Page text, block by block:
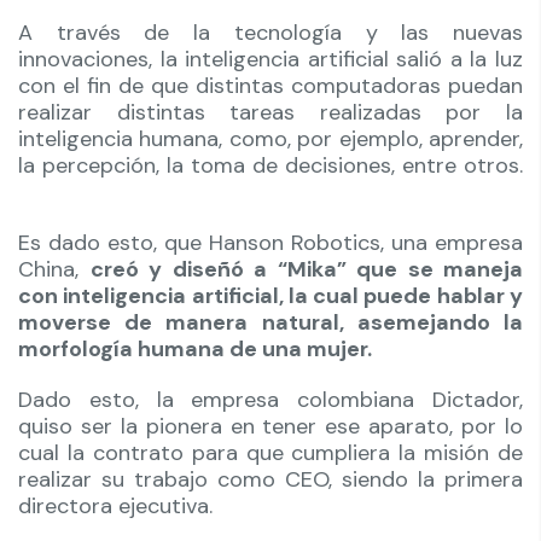
A través de la tecnología y las nuevas
innovaciones, la inteligencia artificial salió a la luz
con el fin de que distintas computadoras puedan
realizar distintas tareas realizadas por la
inteligencia humana, como, por ejemplo, aprender,
la percepción, la toma de decisiones, entre otros.
Es dado esto, que Hanson Robotics, una empresa
China, creó y diseñó a “Mika” que se maneja
con inteligencia artificial, la cual puede hablar y
moverse de manera natural, asemejando la
morfología humana de una mujer.
Dado esto, la empresa colombiana Dictador,
quiso ser la pionera en tener ese aparato, por lo
cual la contrato para que cumpliera la misión de
realizar su trabajo como CEO, siendo la primera
directora ejecutiva.